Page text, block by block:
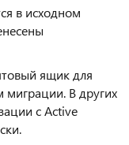
в исходном
ящик для
миграции. В других
с Active